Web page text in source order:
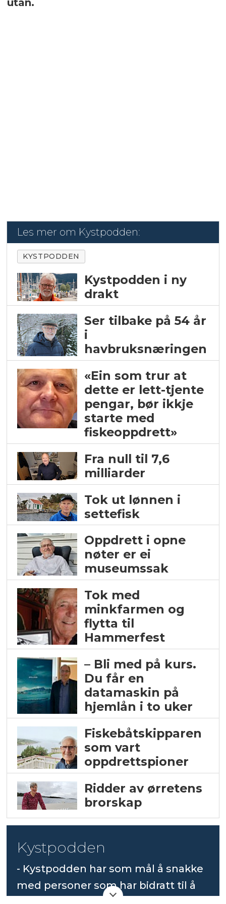
utan.
Les mer om Kystpodden:
KYSTPODDEN
Kystpodden i ny
drakt
Ser tilbake på 54 år
i
havbruksnæringen
«Ein som trur at
dette er lett-tjente
pengar, bør ikkje
starte med
fiskeoppdrett»
Fra null til 7,6
milliarder
Tok ut lønnen i
settefisk
Oppdrett i opne
nøter er ei
museumssak
Tok med
minkfarmen og
flytta til
Hammerfest
– Bli med på kurs.
Du får en
datamaskin på
hjemlån i to uker
Fiskebåtskipparen
som vart
oppdrettspioner
Ridder av ørretens
brorskap
Kystpodden
- Kystpodden har som mål å snakke
med personer som har bidratt til å